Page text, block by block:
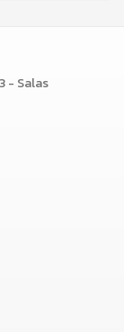
- Salas